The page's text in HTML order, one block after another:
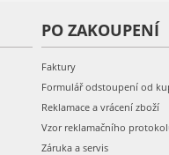
PO ZAKOUPENÍ
Faktury
Formulář odstoupení od
Reklamace a vrácení zboží
Vzor reklamačního
Záruka a servis